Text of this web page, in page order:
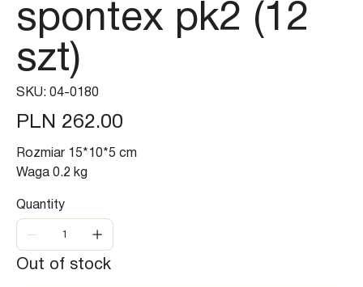
spontex pk2 (12
szt)
SKU: SKU
04-
04-0180
Price
PLN 262.00
Rozmiar 15*10*5 cm
Waga 0.2 kg
Quantity
Out of stock